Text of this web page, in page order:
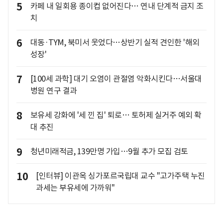
5
카페 내 일회용 종이컵 없어진다… 연내 단계적 금지 조
치
6
대동·TYM, 북미서 웃었다…상반기 실적 견인한 '해외
성장'
7
[100세 과학] 대기 오염이 관절염 악화시킨다…서울대
병원 연구 결과
8
보유세 강화에 '세 낀 집' 퇴로… 토허제 실거주 예외 확
대 추진
9 청년미래적금, 139만명 가입…9월 추가 모집 검토
10
[인터뷰] 이관옥 싱가포르국립대 교수 "고가주택 누진
과세는 부유세에 가까워"